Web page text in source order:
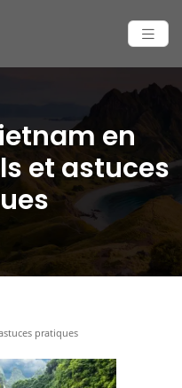
en
et astuces
pratiques